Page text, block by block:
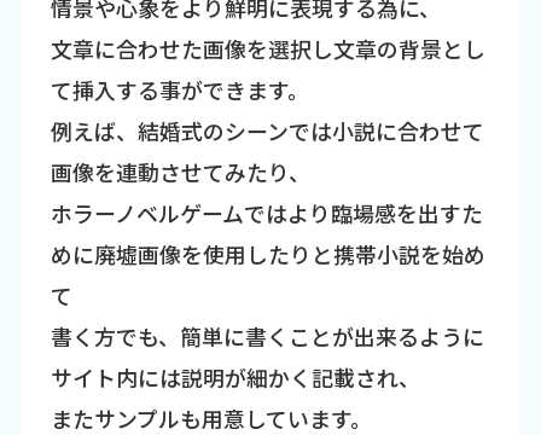
情景や心象をより鮮明に表現する為に、
文章に合わせた画像を選択し文章の背景とし
て挿入する事ができます。
例えば、結婚式のシーンでは小説に合わせて
画像を連動させてみたり、
ホラーノベルゲームではより臨場感を出すた
めに廃墟画像を使用したりと携帯小説を始め
て
書く方でも、簡単に書くことが出来るように
サイト内には説明が細かく記載され、
またサンプルも用意しています。